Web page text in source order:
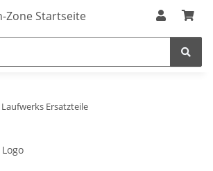
Laufwerks Ersatzteile